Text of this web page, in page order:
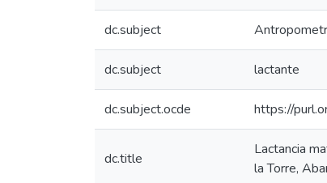
dc.subject
dc.subject lactante
dc.subject.ocde https://
dc.title
Lactancia
la Torre,